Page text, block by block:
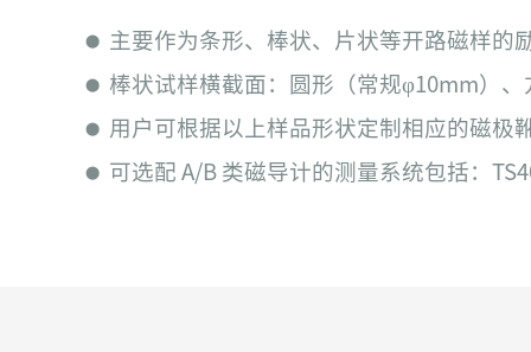
⬤ 主要作为条形、棒状、片状等开路磁样的
⬤ 棒状试样横截面：圆形（常规φ10mm）
⬤ 用户可根据以上样品形状定制相应的磁极
⬤ 可选配 A/B 类磁导计的测量系统包括：